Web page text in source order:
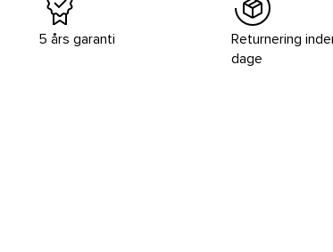
5 års garanti
Returnering
dage